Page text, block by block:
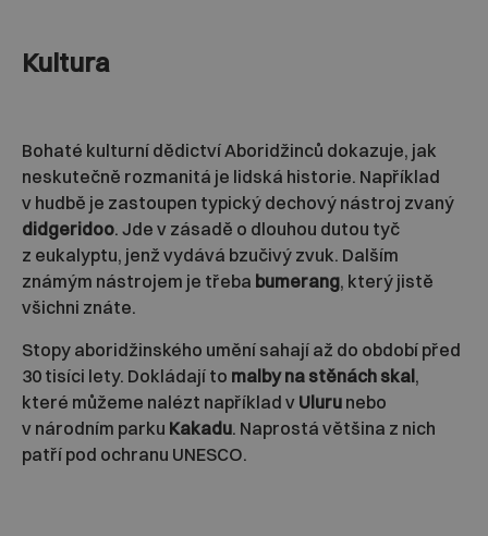
Kultura
Bohaté kulturní dědictví Aboridžinců dokazuje, jak
neskutečně rozmanitá je lidská historie. Například
v hudbě je zastoupen typický dechový nástroj zvaný
didgeridoo. Jde v zásadě o dlouhou dutou tyč
z eukalyptu, jenž vydává bzučivý zvuk. Dalším
známým nástrojem je třeba bumerang, který jistě
všichni znáte.
Stopy aboridžinského umění sahají až do období před
30 tisíci lety. Dokládají to malby na stěnách skal,
které můžeme nalézt například v Uluru nebo
v národním parku Kakadu. Naprostá většina z nich
patří pod ochranu UNESCO.